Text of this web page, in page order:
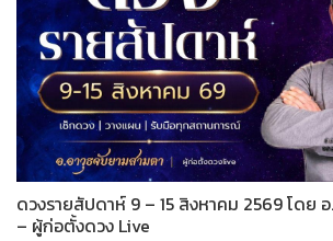
ดวงรายสัปดาห์ 9 – 15 สิงหาคม 2569 โดย
– ผู้ก่อตั้งดวง Live